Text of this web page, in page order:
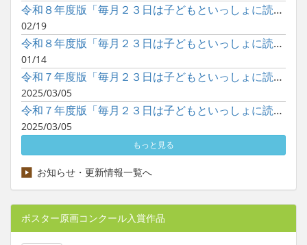
令和８年度版「毎月２３日は子どもといっしょに読書の日」ポスタ...
02/19
令和８年度版「毎月２３日は子どもといっしょに読書の日」ポスタ...
01/14
令和７年度版「毎月２３日は子どもといっしょに読書の日」ポスタ...
2025/03/05
令和７年度版「毎月２３日は子どもといっしょに読書の日」ポスタ...
2025/03/05
もっと見る
お知らせ・更新情報一覧へ
ポスター原画コンクール入賞作品